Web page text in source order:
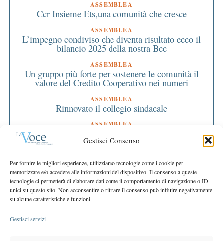
Gestisci Consenso
Per fornire le migliori esperienze, utilizziamo tecnologie come i cookie per
memorizzare e/o accedere alle informazioni del dispositivo. Il consenso a queste
tecnologie ci permetterà di elaborare dati come il comportamento di navigazione o ID
unici su questo sito. Non acconsentire o ritirare il consenso può influire negativamente
su alcune caratteristiche e funzioni.
Gestisci servizi
ASSEMBLEA
Ccr Insieme Ets,una comunità che cresce
ASSEMBLEA
L’impegno condiviso che diventa risultato ecco il
bilancio 2025 della nostra Bcc
ASSEMBLEA
Un gruppo più forte per sostenere le comunità il
valore del Credito Cooperativo nei numeri
ASSEMBLEA
Rinnovato il collegio sindacale
ASSEMBLEA
Bilancio approvato all’unanimità e 2 milioni
destinati al territorio
EDITORIALE DIRETTORE
Crescere restando riconoscibili
EDITORIALE PRESIDENTE
Costruire futuro insieme